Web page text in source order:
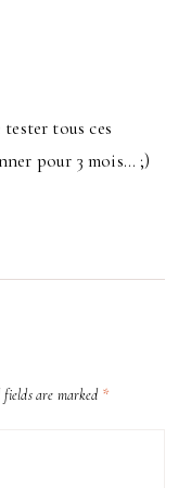
tous ces
pour 3 mois… ;)
fields are marked *